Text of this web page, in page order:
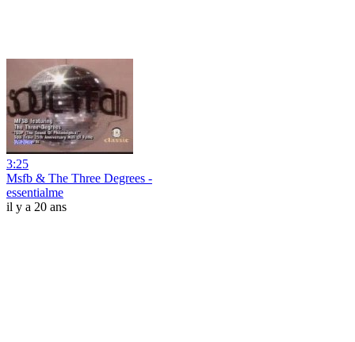
3:25
Msfb & The Three Degrees -
essentialme
il y a 20 ans